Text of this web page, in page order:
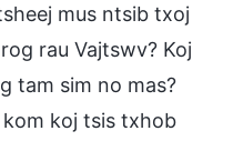
mus ntsib txoj
rau Vajtswv? Koj
tam sim no mas?
koj tsis txhob